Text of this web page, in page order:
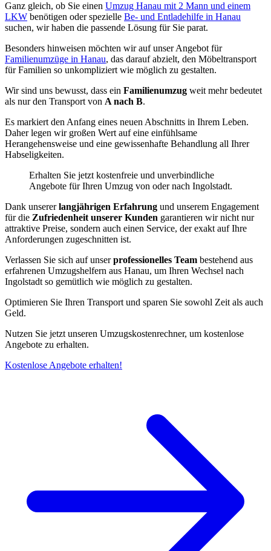
Ganz gleich, ob Sie einen Umzug Hanau mit 2 Mann und einem
LKW benötigen oder spezielle Be- und Entladehilfe in Hanau
suchen, wir haben die passende Lösung für Sie parat.
Besonders hinweisen möchten wir auf unser Angebot für
Familienumzüge in Hanau, das darauf abzielt, den Möbeltransport
für Familien so unkompliziert wie möglich zu gestalten.
Wir sind uns bewusst, dass ein Familienumzug weit mehr bedeutet
als nur den Transport von A nach B.
Es markiert den Anfang eines neuen Abschnitts in Ihrem Leben.
Daher legen wir großen Wert auf eine einfühlsame
Herangehensweise und eine gewissenhafte Behandlung all Ihrer
Habseligkeiten.
Erhalten Sie jetzt kostenfreie und unverbindliche
Angebote für Ihren Umzug von oder nach Ingolstadt.
Dank unsererlangjährigen Erfahrung und unserem Engagement
für die Zufriedenheit unserer Kunden garantieren wir nicht nur
attraktive Preise, sondern auch einen Service, der exakt auf Ihre
Anforderungen zugeschnitten ist.
Verlassen Sie sich auf unserprofessionelles Team bestehend aus
erfahrenen Umzugshelfern aus Hanau, um Ihren Wechsel nach
Ingolstadt so gemütlich wie möglich zu gestalten.
Optimieren Sie Ihren Transport und sparen Sie sowohl Zeit als auch
Geld.
Nutzen Sie jetzt unseren Umzugskostenrechner, um kostenlose
Angebote zu erhalten.
Kostenlose Angebote erhalten!